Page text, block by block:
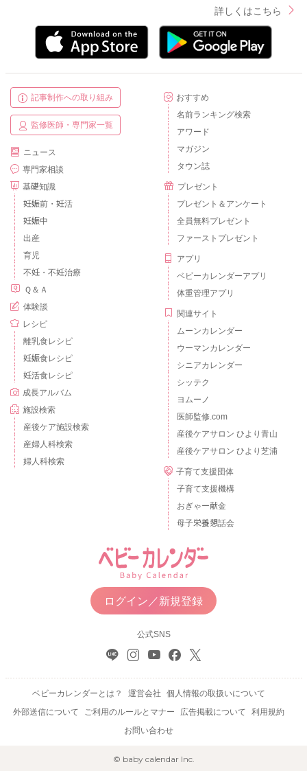
詳しくはこちら
記事制作への取り組み
監修医師・専門家一覧
ニュース
専門家相談
基礎知識
妊娠前・妊活
妊娠中
出産
育児
不妊・不妊治療
Ｑ＆Ａ
体験談
レシピ
離乳食レシピ
妊娠食レシピ
妊活食レシピ
成長アルバム
施設検索
産後ケア施設検索
産婦人科検索
婦人科検索
おすすめ
名前ランキング検索
アワード
マガジン
タウン誌
プレゼント
プレゼント＆アンケート
全員無料プレゼント
ファーストプレゼント
アプリ
ベビーカレンダーアプリ
体重管理アプリ
関連サイト
ムーンカレンダー
ウーマンカレンダー
シニアカレンダー
シッテク
ヨムーノ
医師監修.com
産後ケアサロン ひより青山
産後ケアサロン ひより芝浦
子育て支援団体
子育て支援機構
おぎゃー献金
母子栄養懇話会
ログイン／新規登録
公式SNS
ベビーカレンダーとは？ 運営会社
個人情報の取扱いについて
外部送信について
ご利用のルールとマナー 広告掲載について
利用規約
お問い合わせ
© baby calendar Inc.